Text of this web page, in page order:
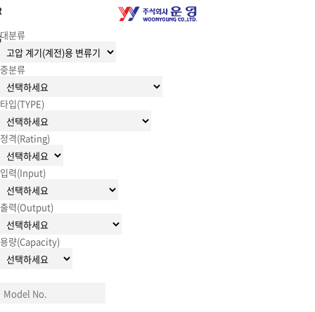
대분류
중분류
타입(TYPE)
정격(Rating)
입력(Input)
출력(Output)
용량(Capacity)